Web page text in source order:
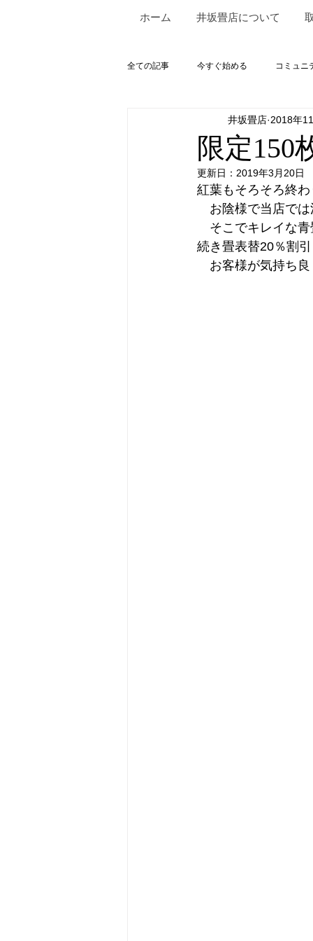
ホーム 井坂畳店について
全ての記事 今すぐ始める コミュニ
限定150
井坂畳店 2018年
更新日： 2019年3月20日
紅葉もそろそろ終
お陰様で当店では
そこでキレイな青
続き畳表替20％割
お客様が気持ち良